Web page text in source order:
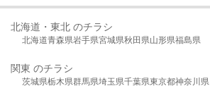
北海道・東北 のチラシ
北海道青森県岩手県宮城県秋田県山形県福島県
関東 のチラシ
茨城県栃木県群馬県埼玉県千葉県東京都神奈川県